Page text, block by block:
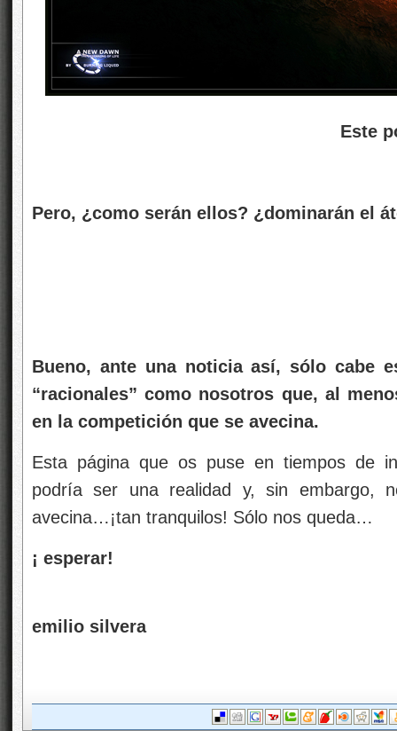
Este podría ser ese
Pero, ¿como serán ellos? ¿dominarán el
Bueno, ante una noticia así, sólo cabe
“racionales” como nosotros que, al
en la competición que se avecina.
Esta página que os puse en tiempos de
podría ser una realidad y, sin embargo,
avecina…¡tan tranquilos! Sólo nos queda…
¡ esperar!
emilio silvera